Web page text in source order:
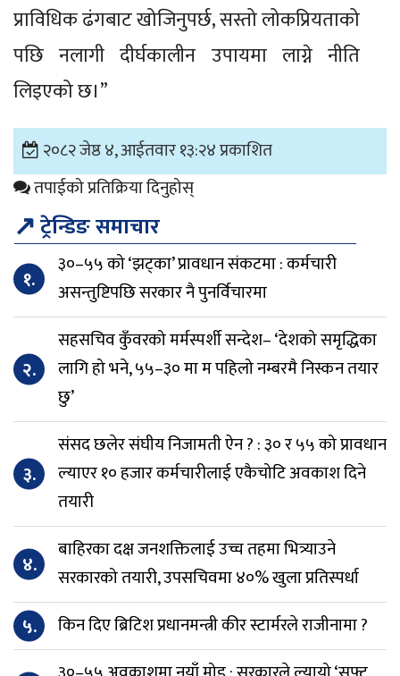
प्राविधिक ढंगबाट खोजिनुपर्छ, सस्तो लोकप्रियताको
पछि नलागी दीर्घकालीन उपायमा लाग्ने नीति
लिइएको छ।”
२०८२ जेष्ठ ४, आईतवार १३:२४ प्रकाशित
तपाईको प्रतिक्रिया दिनुहोस्
↗ट्रेन्डिङ समाचार
१.
३०–५५ को ‘झट्का’ प्रावधान संकटमा : कर्मचारी
असन्तुष्टिपछि सरकार नै पुनर्विचारमा
२.
सहसचिव कुँवरको मर्मस्पर्शी सन्देश– ‘देशको समृद्धिका
लागि हो भने, ५५–३० मा म पहिलो नम्बरमै निस्कन तयार
छु’
३.
संसद छलेर संघीय निजामती ऐन ? : ३० र ५५ को प्रावधान
ल्याएर १० हजार कर्मचारीलाई एकैचोटि अवकाश दिने
तयारी
४.
बाहिरका दक्ष जनशक्तिलाई उच्च तहमा भित्र्याउने
सरकारको तयारी, उपसचिवमा ४०% खुला प्रतिस्पर्धा
५. किन दिए ब्रिटिश प्रधानमन्त्री कीर स्टार्मरले राजीनामा ?